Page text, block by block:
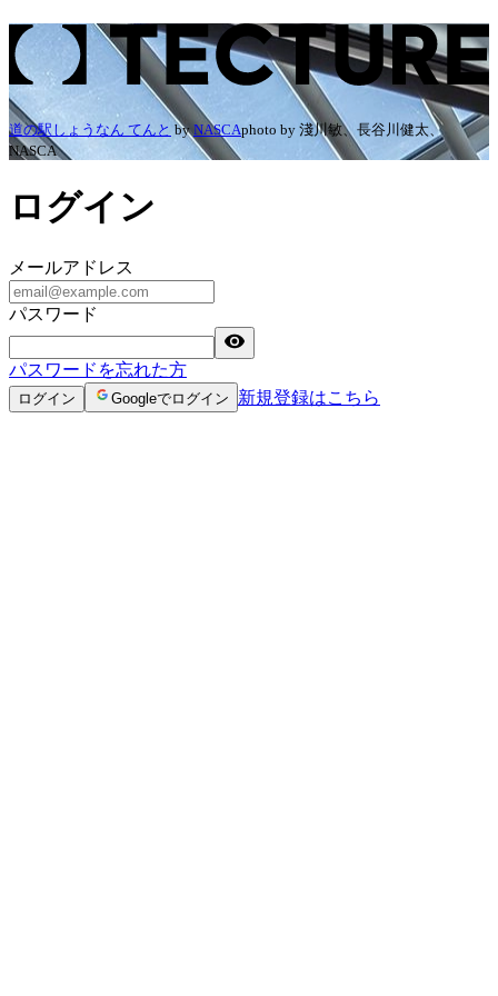
道の駅しょうなん てんと by NASCAphoto by 淺川敏、長谷川健太、
NASCA
ログイン
メールアドレス
パスワード
パスワードを忘れた方
ログイン Googleでログイン 新規登録はこちら